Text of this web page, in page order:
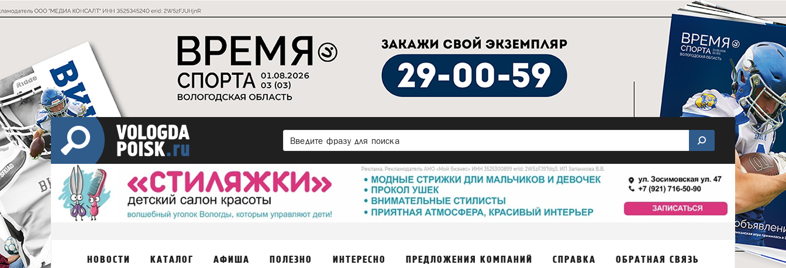
НОВОСТИ КАТАЛОГ АФИША ПОЛЕЗНО ИНТЕРЕСНО ПРЕДЛОЖЕНИЯ КОМПАНИЙ СПРАВКА ОБРАТНАЯ СВЯЗЬ